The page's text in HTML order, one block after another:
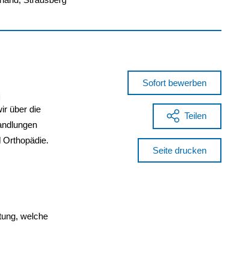
Sofort bewerben
Teilen
Seite drucken
über die
welche